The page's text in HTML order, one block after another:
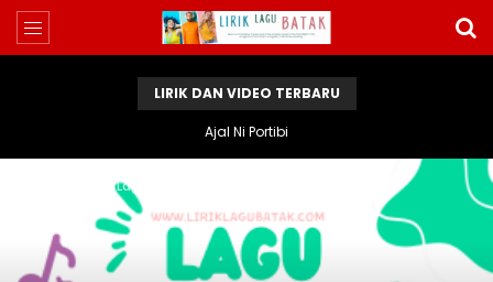
LIRIK DAN VIDEO TERBARU
Ajal Ni Portibi
Lirik Lagu Batak